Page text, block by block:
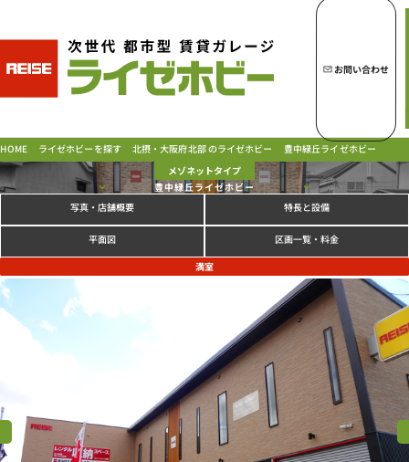
ライゼホビーの魅力
ラインナップ
ご契約の流れ・お支払方法
よくあるご質問
PICK UP!
お問い合わせ
お問い合わせ
HOME ライゼホビーを探す 北摂・大阪府北部 のライゼホビー 豊中緑丘ライゼホビー
メゾネットタイプ
豊中緑丘ライゼホビー
写真・店舗概要 特長と設備
平面図 区画一覧・料金
満室
Previous